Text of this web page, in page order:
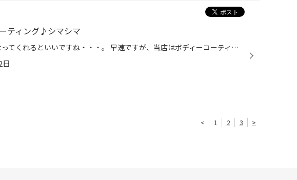
ティング♪シマシマ
早く暖かくなってくれるといいですね・・・。 早速ですが、当店はボディーコーティングもやってます！！ 今日のお客様はＳ様の奥様の愛車モコのです、比べてみるとわかりますね！！ 詳しくはアライグマシマシマまで！！
日
< 1 2 3 >